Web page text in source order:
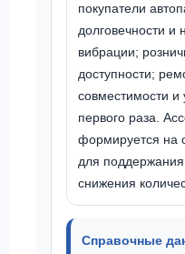
покупатели
долговечности и
вибрации;
доступности;
совместимости
первого раза.
формируется на
для
снижения
Справочные